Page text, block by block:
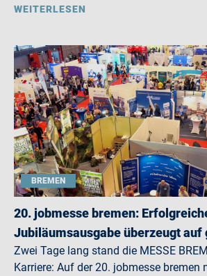
WEITERLESEN
BREMEN
20. jobmesse bremen:
Jubiläumsausgabe überzeugt auf
Zwei Tage lang stand die MESSE
Karriere: Auf der 20. jobmesse bremen